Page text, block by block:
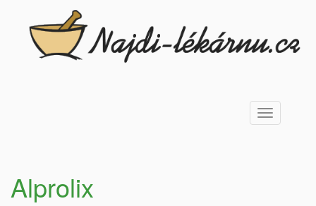
Toggle
navigation
Alprolix